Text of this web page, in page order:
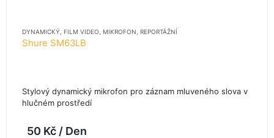
DYNAMICKÝ FILM VIDEO MIKROFON REPORTÁŽNÍ
Shure SM63LB
Stylový dynamický mikrofon pro záznam mluveného slova v
hlučném prostředí
50 Kč / Den